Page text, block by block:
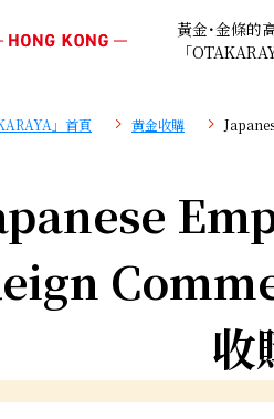
黃金･金條的
「
」首頁 黄金收購
收